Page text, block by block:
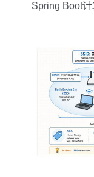
Spring Boot